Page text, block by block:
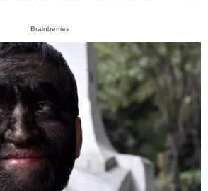
Brainberries